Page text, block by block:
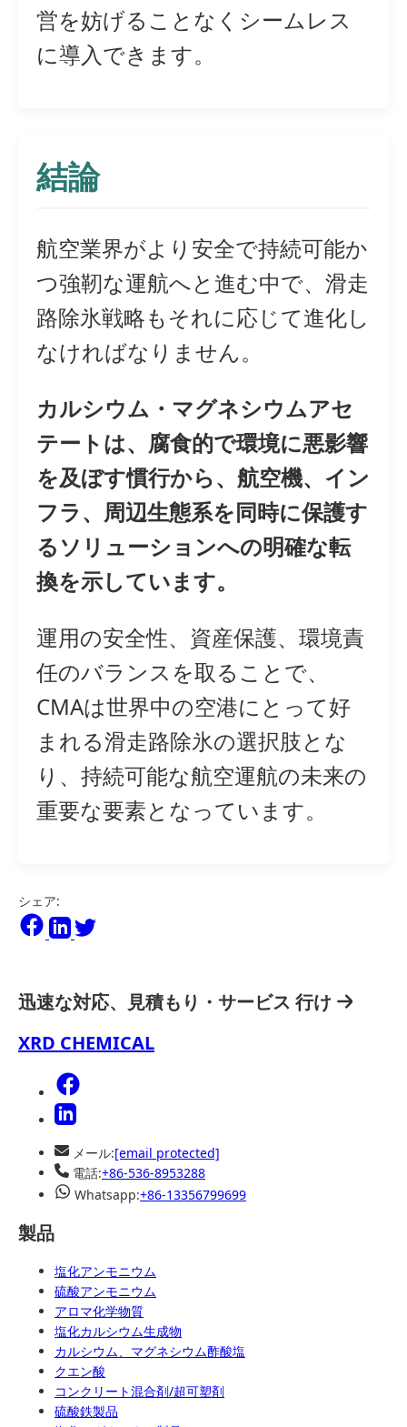
営を妨げることなくシームレス
に導入できます。
結論
航空業界がより安全で持続可能か
つ強靭な運航へと進む中で、滑走
路除氷戦略もそれに応じて進化し
なければなりません。
カルシウム・マグネシウムアセ
テートは、腐食的で環境に悪影響
を及ぼす慣行から、航空機、イン
フラ、周辺生態系を同時に保護す
るソリューションへの明確な転
換を示しています。
運用の安全性、資産保護、環境責
任のバランスを取ることで、
CMAは世界中の空港にとって好
まれる滑走路除氷の選択肢とな
り、持続可能な航空運航の未来の
重要な要素となっています。
シェア:
迅速な対応、見積もり・サービス 行け
XRD CHEMICAL
メール:[email protected]
電話:+86-536-8953288
Whatsapp:+86-13356799699
製品
塩化アンモニウム
硫酸アンモニウム
アロマ化学物質
塩化カルシウム生成物
カルシウム、マグネシウム酢酸塩
クエン酸
コンクリート混合剤/超可塑剤
硫酸鉄製品